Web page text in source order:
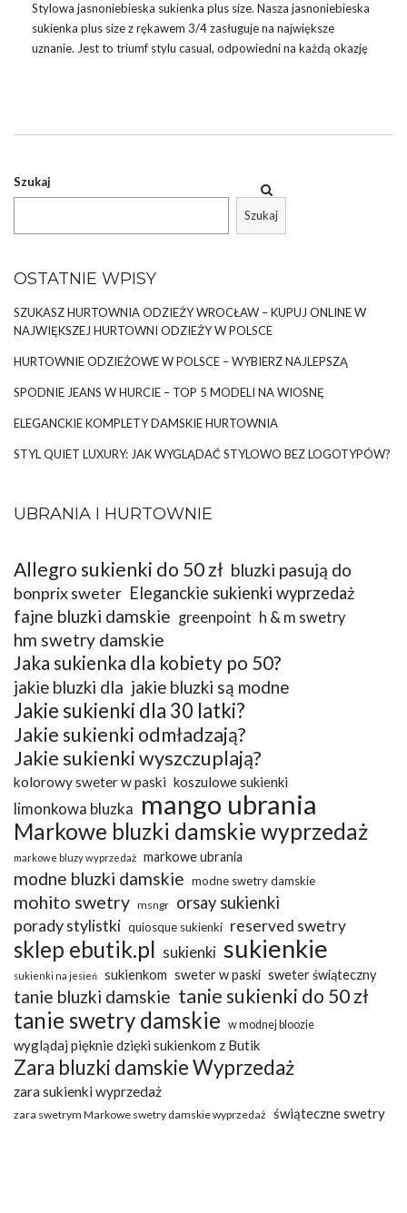
Stylowa jasnoniebieska sukienka plus size. Nasza jasnoniebieska
sukienka plus size z rękawem 3/4 zasługuje na największe
uznanie. Jest to triumf stylu casual, odpowiedni na każdą okazję
JASNONIEBIESKA SUKIENKA PLUS SIZE Z
RĘKAWEM 3/4
Znakomicie zaprojektowany ciuch z kolekcji marki RELEVANCE,
Szukaj
Szukaj
OSTATNIE WPISY
SZUKASZ HURTOWNIA ODZIEŻY WROCŁAW – KUPUJ ONLINE W
NAJWIĘKSZEJ HURTOWNI ODZIEŻY W POLSCE
HURTOWNIE ODZIEŻOWE W POLSCE – WYBIERZ NAJLEPSZĄ
SPODNIE JEANS W HURCIE – TOP 5 MODELI NA WIOSNĘ
ELEGANCKIE KOMPLETY DAMSKIE HURTOWNIA
STYL QUIET LUXURY: JAK WYGLĄDAĆ STYLOWO BEZ LOGOTYPÓW?
UBRANIA I HURTOWNIE
Allegro sukienki do 50 zł bluzki pasują do
bonprix sweter Eleganckie sukienki wyprzedaż
fajne bluzki damskie greenpoint h & m swetry
hm swetry damskie
Jaka sukienka dla kobiety po 50?
jakie bluzki dla jakie bluzki są modne
Jakie sukienki dla 30 latki?
Jakie sukienki odmładzają?
Jakie sukienki wyszczuplają?
kolorowy sweter w paski koszulowe sukienki
limonkowa bluzka mango ubrania
Markowe bluzki damskie wyprzedaż
markowe bluzy wyprzedaż markowe ubrania
modne bluzki damskie modne swetry damskie
mohito swetry msngr orsay sukienki
porady stylistki quiosque sukienki reserved swetry
sklep ebutik.pl sukienki sukienkie
sukienki na jesień sukienkom sweter w paski sweter świąteczny
tanie bluzki damskie tanie sukienki do 50 zł
tanie swetry damskie w modnej bloozie
wyglądaj pięknie dzięki sukienkom z Butik
Zara bluzki damskie Wyprzedaż
zara sukienki wyprzedaż
zara swetrym Markowe swetry damskie wyprzedaż świąteczne swetry